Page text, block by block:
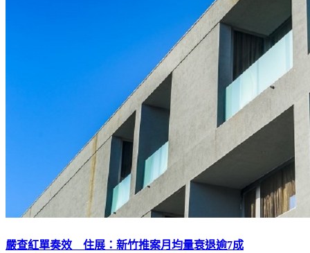
嚴查紅單奏效 住展：新竹推案月均量衰退逾7成